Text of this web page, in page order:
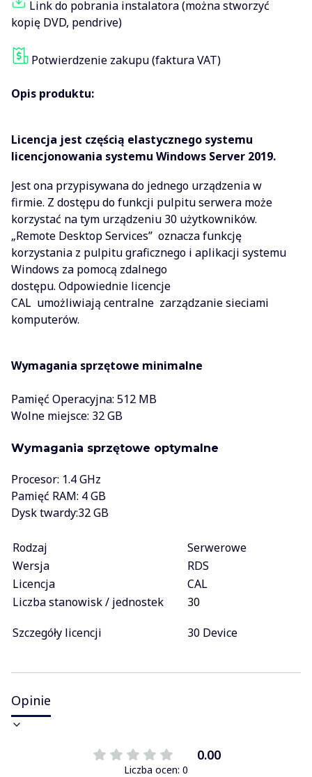
Link do pobrania instalatora (można stworzyć
kopię DVD, pendrive)
Potwierdzenie zakupu (faktura VAT)
Opis produktu:
Licencja jest częścią elastycznego systemu
licencjonowania systemu Windows Server 2019.
Jest ona przypisywana do jednego urządzenia w
firmie. Z dostępu do funkcji pulpitu serwera może
korzystać na tym urządzeniu 30 użytkowników.
„Remote Desktop Services” oznacza funkcję
korzystania z pulpitu graficznego i aplikacji systemu
Windows za pomocą zdalnego
dostępu. Odpowiednie licencje
CAL umożliwiają centralne zarządzanie sieciami
komputerów.
Wymagania sprzętowe minimalne
Pamięć Operacyjna: 512 MB
Wolne miejsce: 32 GB
Wymagania sprzętowe optymalne
Procesor: 1.4 GHz
Pamięć RAM: 4 GB
Dysk twardy:32 GB
Rodzaj
Serwerowe
Wersja
RDS
Licencja
CAL
Liczba stanowisk / jednostek
30
Szczegóły licencji
30 Device
Opinie
0.00
Liczba ocen: 0